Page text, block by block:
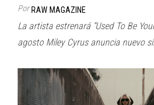
Por RAW MAGAZINE
La artista estrenará “Used To Be
agosto Miley Cyrus anuncia nuevo